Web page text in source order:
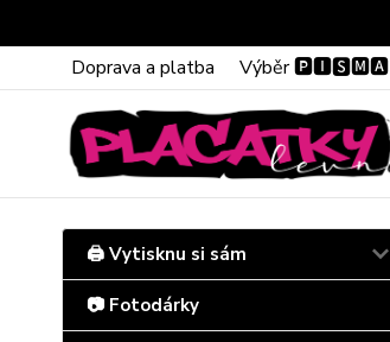
Doprava a platba Výběr 🅿🅸🆂🅼🅰
🖨️ Vytisknu si sám
📷 Fotodárky